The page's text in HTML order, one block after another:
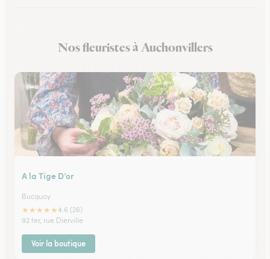
Fleuristes à Corbie
Nos fleuristes à Auchonvillers
A la Tige D’or
Bucquoy
★★★★★4.6 (26)
92 ter, rue Dierville
Voir la boutique